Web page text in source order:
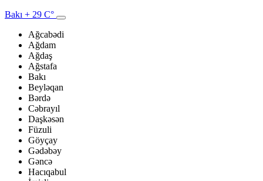
Bakı + 29 C°
Ağcabədi
Ağdam
Ağdaş
Ağstafa
Bakı
Beyləqan
Bərdə
Cəbrayıl
Daşkəsən
Füzuli
Göyçay
Gədəbəy
Gəncə
Hacıqabul